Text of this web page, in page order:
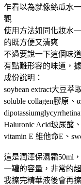
乍看以為就像絲瓜水
觀
使用方法如同化妝水
的既方便又清爽
不過要說一下這個味
有點難形容的味道，
成份說明：
soybean extract大豆萃
soluble collagen膠原、
Haluronic Acid玻尿酸
vitamin E 維他命E、
這是潤澤保濕霜50ml
一罐的容量，非常的
我擦完精華液後會再